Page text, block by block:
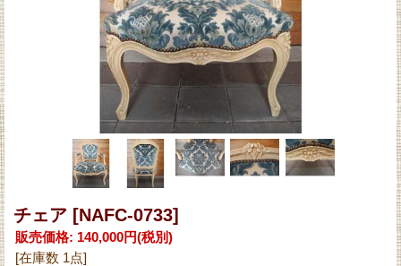
チェア [NAFC-0733]
販売価格: 140,000円(税別)
[在庫数 1点]